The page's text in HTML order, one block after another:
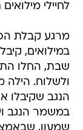
לחיילי
מרגע קבלת
שבת, החלו
ולשלוח. הילה
הנגב שקיבלו
במשמר הנגב